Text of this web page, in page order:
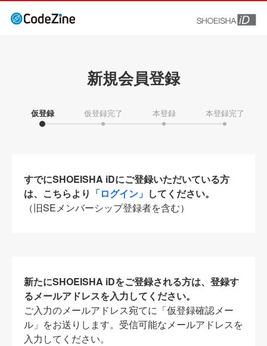
新規会員登録
仮登録 仮登録完了 本登録 本登録完了
すでにSHOEISHA iDにご登録いただいている方
は、こちらより 「ログイン」 してください。
（旧SEメンバーシップ登録者を含む）
新たにSHOEISHA iDをご登録される方は、登録す
るメールアドレスを入力してください。
ご入力のメールアドレス宛てに「仮登録確認メー
ル」をお送りします。受信可能なメールアドレスを
入力してください。